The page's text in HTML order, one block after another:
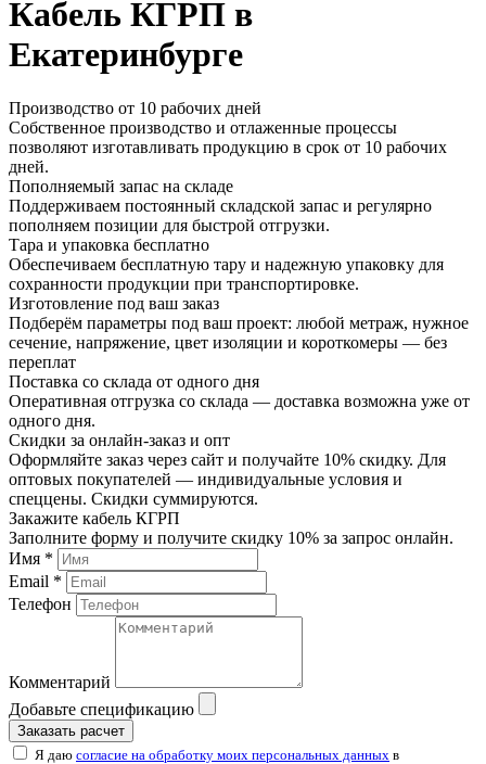
Кабель КГРП в
Екатеринбурге
Производство от 10 рабочих дней
Собственное производство и отлаженные процессы
позволяют изготавливать продукцию в срок от 10 рабочих
дней.
Пополняемый запас на складе
Поддерживаем постоянный складской запас и регулярно
пополняем позиции для быстрой отгрузки.
Тара и упаковка бесплатно
Обеспечиваем бесплатную тару и надежную упаковку для
сохранности продукции при транспортировке.
Изготовление под ваш заказ
Подберём параметры под ваш проект: любой метраж, нужное
сечение, напряжение, цвет изоляции и короткомеры — без
переплат
Поставка со склада от одного дня
Оперативная отгрузка со склада — доставка возможна уже от
одного дня.
Скидки за онлайн-заказ и опт
Оформляйте заказ через сайт и получайте 10% скидку. Для
оптовых покупателей — индивидуальные условия и
спеццены. Скидки суммируются.
Закажите кабель КГРП
Заполните форму и получите скидку 10% за запрос онлайн.
Имя *
Email *
Телефон
Комментарий
Добавьте спецификацию
Заказать расчет
Я даю согласие на обработку моих персональных данных в